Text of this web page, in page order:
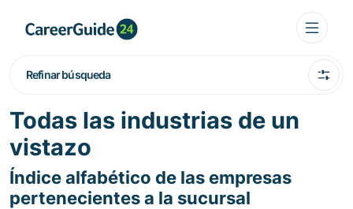
Refinar búsqueda
Todas las industrias de un
vistazo
Índice alfabético de las empresas
pertenecientes a la sucursal